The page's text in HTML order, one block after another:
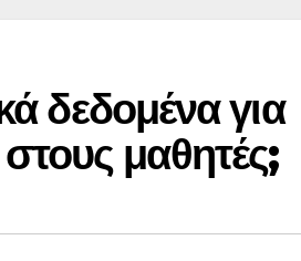
δεδομένα για
μαθητές;